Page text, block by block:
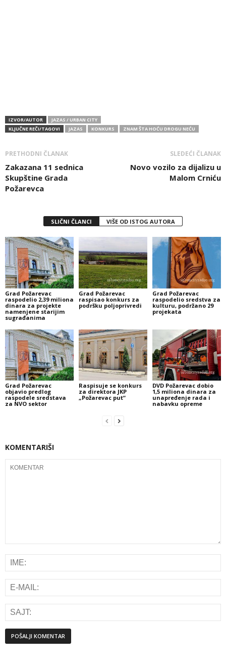
IZVOR/AUTOR
JAZAS / URBAN CITY
KLJUČNE REČI/TAGOVI
JAZAS KONKURS ZNAM ŠTA HOĆU DROGU NEĆU
PRETHODNI ČLANAK
Zakazana 11 sednica
Skupštine Grada
Požarevca
SLEDEĆI ČLANAK
Novo vozilo za dijalizu u
Malom Crniću
SLIČNI ČLANCI VIŠE OD ISTOG AUTORA
Grad Požarevac
raspodelio 2,39 miliona
dinara za projekte
namenjene starijim
sugrađanima
Grad Požarevac
raspisao konkurs za
podršku poljoprivredi
Grad Požarevac
raspodelio sredstva za
kulturu, podržano 29
projekata
Grad Požarevac
objavio predlog
raspodele sredstava
za NVO sektor
Raspisuje se konkurs
za direktora JKP
„Požarevac put“
DVD Požarevac dobio
1,5 miliona dinara za
unapređenje rada i
nabavku opreme
KOMENTARIŠI